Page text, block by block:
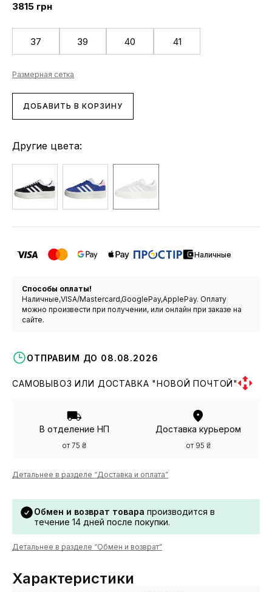
3815 грн
37 39 40 41
Размерная сетка
ДОБАВИТЬ В КОРЗИНУ
Другие цвета:
Наличные
Способы оплаты!
Наличные,VISA/Mastercard,GooglePay,ApplePay. Оплату
можно произвести при получении, или онлайн при заказе на
сайте.
ОТПРАВИМ ДО 08.08.2026
САМОВЫВОЗ ИЛИ ДОСТАВКА "НОВОЙ ПОЧТОЙ"
В отделение НП
от 75 ₴
Доставка курьером
от 95 ₴
Детальнее в разделе “Доставка и оплата”
Обмен и возврат товара производится в
течение 14 дней после покупки.
Детальнее в разделе “Обмен и возврат”
Характеристики